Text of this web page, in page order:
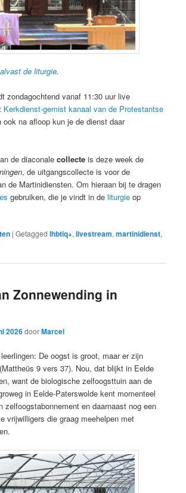
de liturgie.
zondagochtend vanaf 11:30 uur live
Kerkdienst-gemist kanaal van de Protestantse
ook na afloop kun je de dienst daar
de diaconalecollecte is deze week de
, de uitgangscollecte is voor de
de Martinidiensten. Om hieraan bij te dragen
gebruiken, die je vindt in deliturgie op
|Getagged lhbtiq+,livestream,martinidienst,
Zonnewending in
2026doorMarcel
De oogst is groot, maar er zijn
9 vers 37). Nou, dat blijkt in Eelde
want de biologische zelfoogsttuin aan de
in Eelde-Paterswolde kent momenteel
zelfoogstabonnement en daarnaast nog een
vrijwilligers die graag meehelpen met